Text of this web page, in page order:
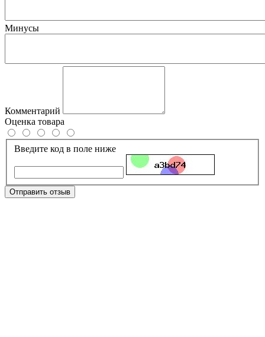
Минусы
Комментарий
Оценка товара
Введите код в поле ниже
Отправить отзыв